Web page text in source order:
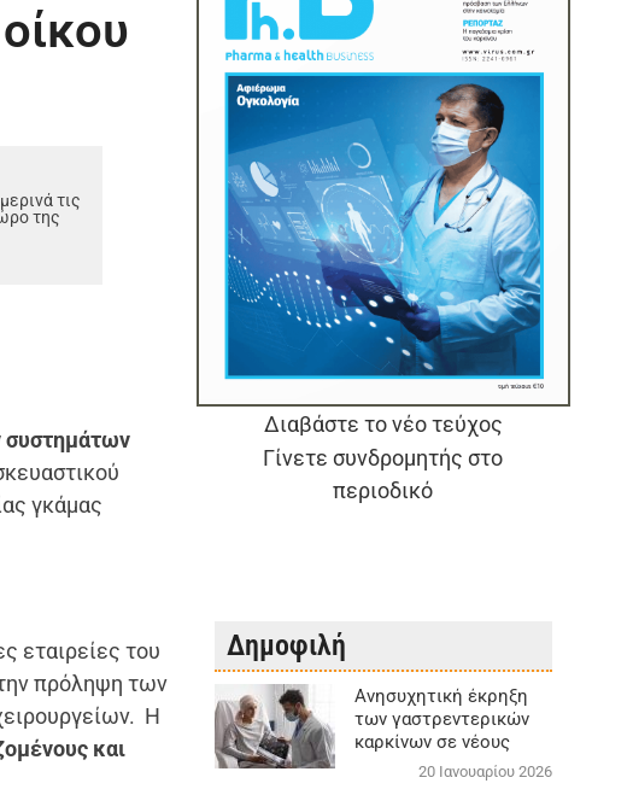
τις
της
συστημάτων
γκάμας
εταιρείες του
πρόληψη των
Η
και
Διαβάστε το νέο τεύχος
Γίνετε συνδρομητής στο
περιοδικό
Δημοφιλή
Aνησυχητική έκρηξη
των γαστρεντερικών
καρκίνων σε νέους
20 Ιανουαρίου 2026